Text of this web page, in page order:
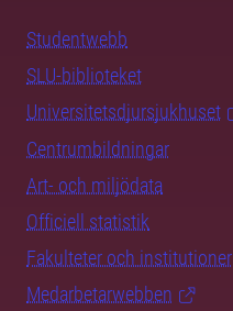
Studentwebb
SLU-biblioteket
Universitetsdjursjukhuset
Centrumbildningar
Art- och miljödata
Officiell statistik
Fakulteter och institutioner
Medarbetarwebben